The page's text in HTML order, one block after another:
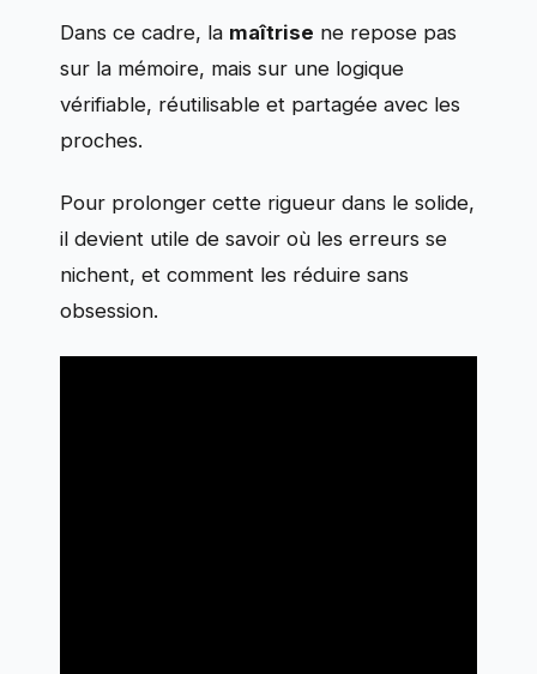
Dans ce cadre, la maîtrise ne repose pas
sur la mémoire, mais sur une logique
vérifiable, réutilisable et partagée avec les
proches.
Pour prolonger cette rigueur dans le solide,
il devient utile de savoir où les erreurs se
nichent, et comment les réduire sans
obsession.